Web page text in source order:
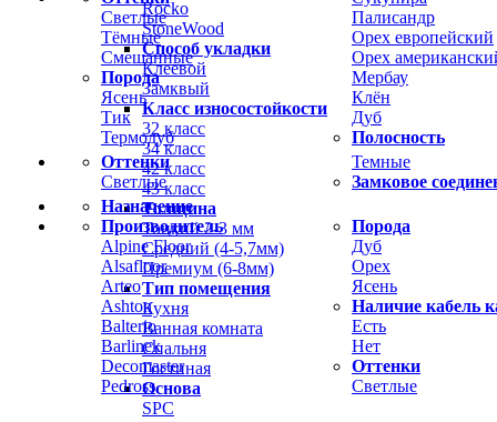
Светлые
Тёмные
Смешанные
Порода
Ясень
Тик
Термодуб
Палисандр
Орех европейский
Орех
Мербау
Клён
Дуб
Полосность
Оттенки
Светлые
Темные
Замковое
Назначение
Производитель
Alpine Floor
Alsafloor
Arteo
Ashton
Balterio
Barlinek
Decomaster
Pedross
Порода
Дуб
Орех
Ясень
Наличие кабель
Есть
Нет
Оттенки
Светлые
Rocko
StoneWood
Способ укладки
Клеевой
Замквый
Класс износостойкости
32 класс
34 класс
42 класс
43 класс
Толщина
Тонкий 2-3 мм
Средний (4-5,7мм)
Премиум (6-8мм)
Тип помещения
Кухня
Ванная комната
Спальня
Гостиная
Основа
SPC